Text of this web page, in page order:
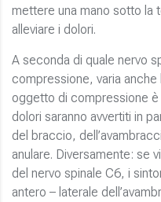
mettere una mano sotto la
alleviare i dolori.
A seconda di quale nervo
compressione, varia
oggetto di compressione è
dolori saranno avvertiti in
del braccio,
anulare. Diversamente: se
del nervo spinale C6, i
antero – laterale